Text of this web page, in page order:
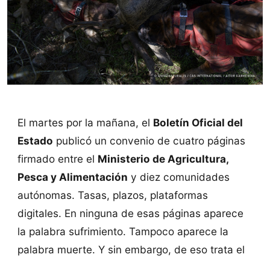
El martes por la mañana, el Boletín Oficial del
Estado publicó un convenio de cuatro páginas
firmado entre el Ministerio de Agricultura,
Pesca y Alimentación y diez comunidades
autónomas. Tasas, plazos, plataformas
digitales. En ninguna de esas páginas aparece
la palabra sufrimiento. Tampoco aparece la
palabra muerte. Y sin embargo, de eso trata el